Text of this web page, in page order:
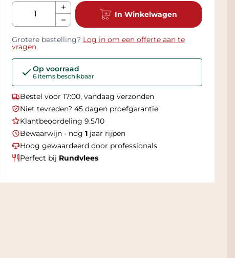
Aantal
In Winkelwagen
Grotere bestelling? Log in om een offerte aan te
vragen
Op voorraad
6 items beschikbaar
Bestel voor 17:00, vandaag verzonden
Niet tevreden? 45 dagen proefgarantie
Klantbeoordeling 9.5/10
Bewaarwijn - nog 1jaar rijpen
Hoog gewaardeerd door professionals
Perfect bij Rundvlees